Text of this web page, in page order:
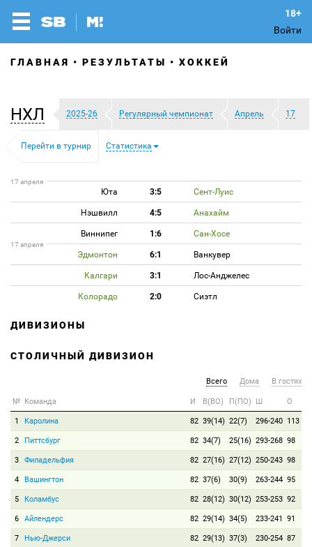
Войти
ГЛАВНАЯ РЕЗУЛЬТАТЫ ХОККЕЙ
НХЛ 2025-26 Регулярный чемпионат Апрель 17
Перейти в турнир Статистика
17 апреля
Юта 3:5 Сент-Луис
Нэшвилл 4:5 Анахайм
Виннипег 1:6 Сан-Хосе
17 апреля
Эдмонтон 6:1 Ванкувер
Калгари 3:1 Лос-Анджелес
Колорадо 2:0 Сиэтл
ДИВИЗИОНЫ
СТОЛИЧНЫЙ ДИВИЗИОН
Всего Дома В гостях
№ Команда И В(ВО) П(ПО) Ш О
1 Каролина 82 39(14) 22(7) 296-240 113
2 Питтсбург 82 34(7) 25(16) 293-268 98
3 Филадельфия 82 27(16) 27(12) 250-243 98
4 Вашингтон 82 37(6) 30(9) 263-244 95
5 Коламбус 82 28(12) 30(12) 253-253 92
6 Айлендерс 82 29(14) 34(5) 233-241 91
7 Нью-Джерси 82 29(13) 37(3) 230-254 87